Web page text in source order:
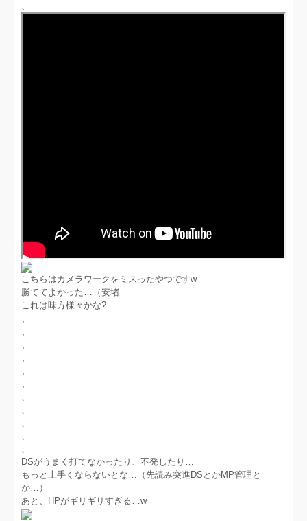
、
こちらはカメラワークをミスったやつですw
勝ててよかった…（安堵
これは味方様々かな?
、
、
、
、
、
、
、
、
、
、
、
DSがうまく打てなかったり、不発したり…
もっと上手くならないとな…（先読み突進DSとかMP管理と
か…）
あと、HPがギリギリすぎる…w